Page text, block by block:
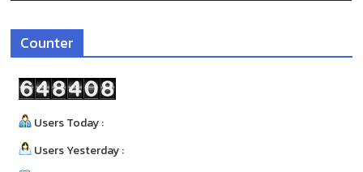
Counter
Users Today :
Users Yesterday :